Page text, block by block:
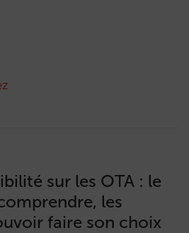
sur les OTA : le
les
faire son choix